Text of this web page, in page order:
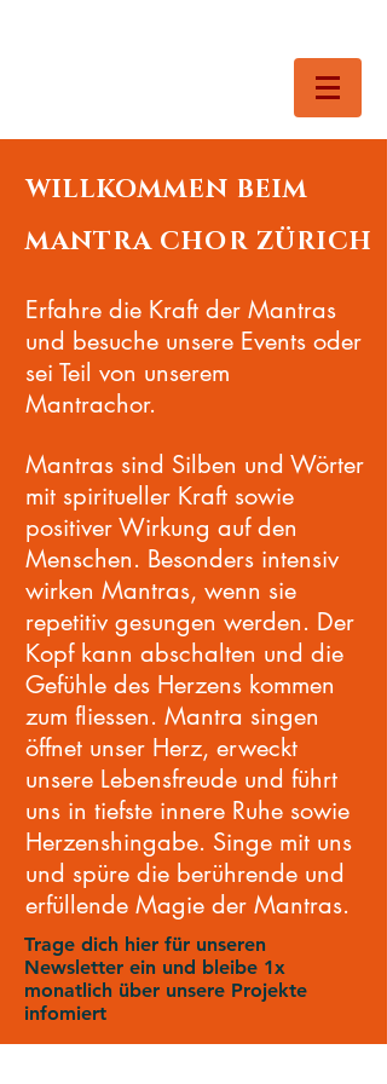
WILLKOMMEN BEIM
MANTRA CHOR ZÜRICH
Erfahre die Kraft der Mantras
und besuche unsere Events oder
sei Teil von unserem
Mantrachor.
Mantras sind Silben und Wörter
mit spiritueller Kraft sowie
positiver Wirkung auf den
Menschen. Besonders intensiv
wirken Mantras, wenn sie
repetitiv gesungen werden. Der
Kopf kann abschalten und die
Gefühle des Herzens kommen
zum fliessen. Mantra singen
öffnet unser Herz, erweckt
unsere Lebensfreude und führt
uns in tiefste innere Ruhe sowie
Herzenshingabe. Singe mit uns
und spüre die berührende und
erfüllende Magie der Mantras.
Trage dich hier für unseren
Newsletter ein und bleibe 1x
monatlich über unsere Projekte
infomiert